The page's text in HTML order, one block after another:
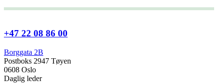
+47 22 08 86 00
Borggata 2B
Postboks 2947 Tøyen
0608 Oslo
Daglig leder